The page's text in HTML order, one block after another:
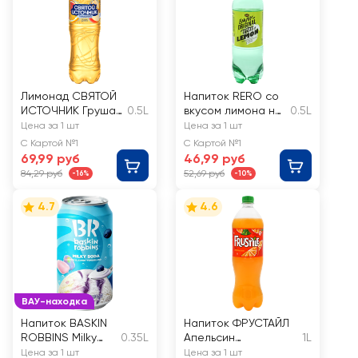
Лимонад СВЯТОЙ
ИСТОЧНИК Груша-
цитрус,
газированный
0.5L
Цена за 1 шт
С Картой №1
69,99 руб
84,29 руб -16%
Напиток RERO со
вкусом лимона на
ароматизаторах
сильногазированн
ый
0.5L
Цена за 1 шт
С Картой №1
46,99 руб
52,69 руб -10%
ВАУ-находка
4.7
Напиток BASKIN
ROBBINS Milky
Soda cotton
0.35L
Цена за 1 шт
4.6
Напиток ФРУСТАЙЛ
Апельсин
сильногазированный
1L
Цена за 1 шт